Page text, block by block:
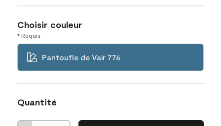
Choisir couleur
* Requis
Pantoufle de Vair 776
Quantité